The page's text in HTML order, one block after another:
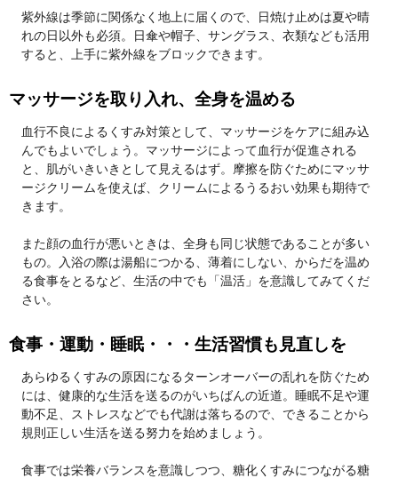
紫外線は季節に関係なく地上に届くので、日焼け止めは夏や晴
れの日以外も必須。日傘や帽子、サングラス、衣類なども活用
すると、上手に紫外線をブロックできます。
マッサージを取り入れ、全身を温める
血行不良によるくすみ対策として、マッサージをケアに組み込
んでもよいでしょう。マッサージによって血行が促進される
と、肌がいきいきとして見えるはず。摩擦を防ぐためにマッサ
ージクリームを使えば、クリームによるうるおい効果も期待で
きます。
また顔の血行が悪いときは、全身も同じ状態であることが多い
もの。入浴の際は湯船につかる、薄着にしない、からだを温め
る食事をとるなど、生活の中でも「温活」を意識してみてくだ
さい。
食事・運動・睡眠・・・生活習慣も見直しを
あらゆるくすみの原因になるターンオーバーの乱れを防ぐため
には、健康的な生活を送るのがいちばんの近道。睡眠不足や運
動不足、ストレスなどでも代謝は落ちるので、できることから
規則正しい生活を送る努力を始めましょう。
食事では栄養バランスを意識しつつ、糖化くすみにつながる糖